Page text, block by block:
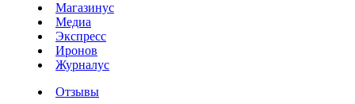
Магазинус
Медиа
Экспресс
Иронов
Журналус
Отзывы